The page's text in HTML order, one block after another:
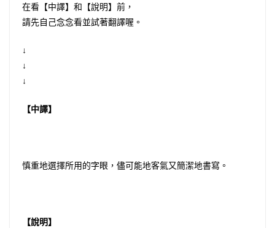
在看【中譯】和【說明】前，
請先自己念念看並試著翻譯喔。
↓
↓
↓
【中譯】
慎重地選擇所用的字眼，儘可能地客氣又簡潔地書寫。
【說明】